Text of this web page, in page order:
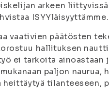
arkeen
ISYYläisyyttämme.
vaativien päätösten
hallituksen
ei tarkoita ainoastaan
paljon
tilanteeseen,